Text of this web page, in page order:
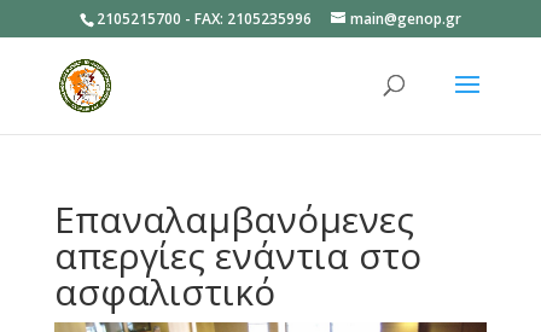
2105215700 - FAX: 2105235996 main@genop.gr
Επαναλαμβανόμενες
απεργίες ενάντια στο
ασφαλιστικό